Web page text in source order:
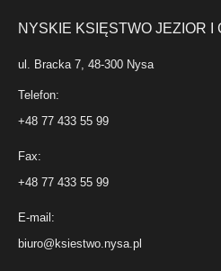
NYSKIE KSIĘSTWO JEZIOR I
ul. Bracka 7, 48-300 Nysa
Telefon:
+48 77 433 55 99
Fax:
+48 77 433 55 99
E-mail:
biuro@ksiestwo.nysa.pl